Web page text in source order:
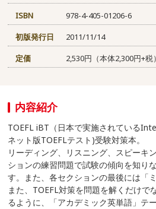
ISBN
978-4-405-01206-6
初版発行日
2011/11/14
定価
2,530円（本体2,300円+税）
内容紹介
TOEFL iBT（日本で実施されている
ネット版TOEFLテスト)受験対策本。
リーディング、リスニング、スピーキ
ションの練習問題で試験の傾向を知り
す。また、各セクションの最後には「
また、TOEFL対策を問題を解くだけで
るように、「アカデミック英単語」テ